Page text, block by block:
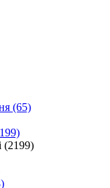
(65)
(2199)